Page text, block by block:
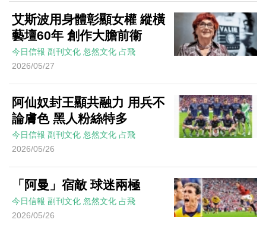
艾斯波用身體彰顯女權 縱橫
藝壇60年 創作大膽前衞
今日信報 副刊文化 忽然文化 占飛
2026/05/27
阿仙奴封王顯共融力 用兵不
論膚色 黑人粉絲特多
今日信報 副刊文化 忽然文化 占飛
2026/05/26
「阿曼」宿敵 球迷兩極
今日信報 副刊文化 忽然文化 占飛
2026/05/26